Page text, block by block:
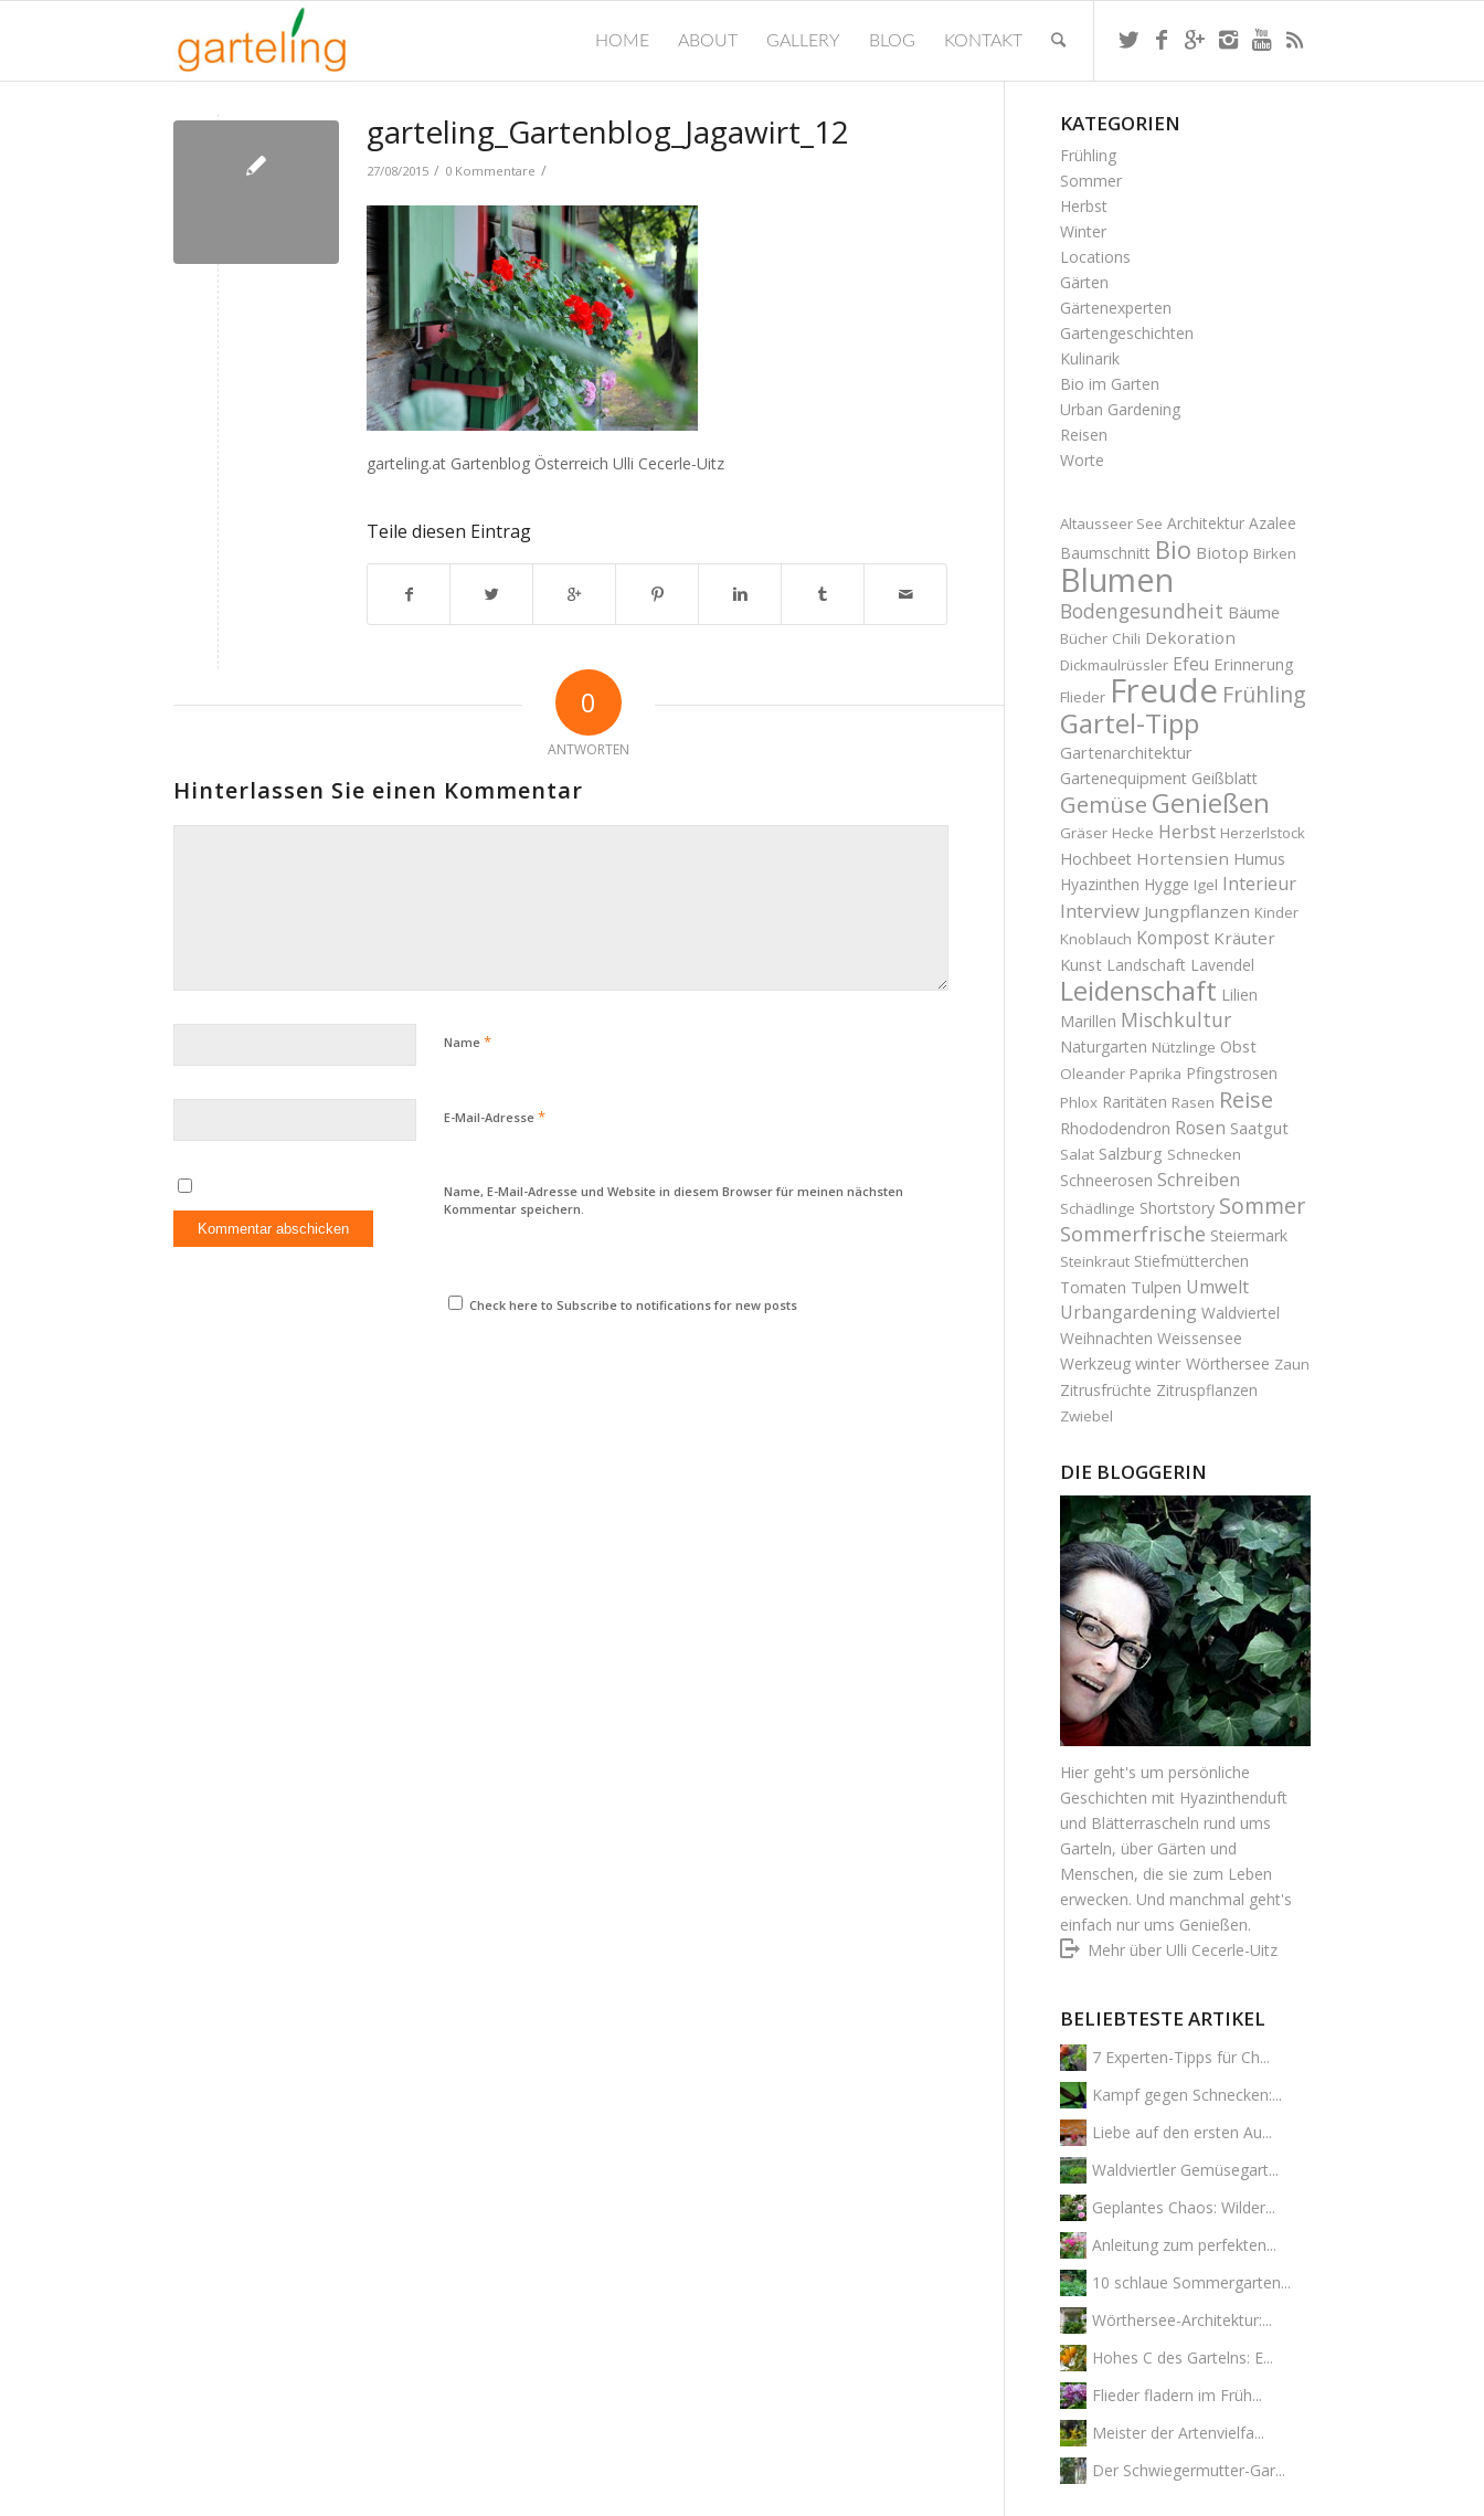
HOME ABOUT GALLERY BLOG KONTAKT
garteling_Gartenblog_Jagawirt_12
27/08/2015 / 0 Kommentare /
garteling.at Gartenblog Österreich Ulli Cecerle-Uitz
Teile diesen Eintrag
0
ANTWORTEN
Hinterlassen Sie einen Kommentar
Name *
E-Mail-Adresse *
Name, E-Mail-Adresse und Website in diesem Browser für meinen nächsten
Kommentar speichern.
Check here to Subscribe to notifications for new posts
KATEGORIEN
Frühling
Sommer
Herbst
Winter
Locations
Gärten
Gärtenexperten
Gartengeschichten
Kulinarik
Bio im Garten
Urban Gardening
Reisen
Worte
Altausseer See Architektur Azalee
Baumschnitt Bio Biotop Birken
Blumen
Bodengesundheit Bäume
Bücher Chili Dekoration
Dickmaulrüssler Efeu Erinnerung
Flieder Freude Frühling
Gartel-Tipp
Gartenarchitektur
Gartenequipment Geißblatt
Gemüse Genießen
Gräser Hecke Herbst Herzerlstock
Hochbeet Hortensien Humus
Hyazinthen Hygge Igel Interieur
Interview Jungpflanzen Kinder
Knoblauch Kompost Kräuter
Kunst Landschaft Lavendel
Leidenschaft Lilien
Marillen Mischkultur
Naturgarten Nützlinge Obst
Oleander Paprika Pfingstrosen
Phlox Raritäten Rasen Reise
Rhododendron Rosen Saatgut
Salat Salzburg Schnecken
Schneerosen Schreiben
Schädlinge Shortstory Sommer
Sommerfrische Steiermark
Steinkraut Stiefmütterchen
Tomaten Tulpen Umwelt
Urbangardening Waldviertel
Weihnachten Weissensee
Werkzeug winter Wörthersee Zaun
Zitrusfrüchte Zitruspflanzen
Zwiebel
DIE BLOGGERIN
Hier geht's um persönliche
Geschichten mit Hyazinthenduft
und Blätterrascheln rund ums
Garteln, über Gärten und
Menschen, die sie zum Leben
erwecken. Und manchmal geht's
einfach nur ums Genießen.
Mehr über Ulli Cecerle-Uitz
BELIEBTESTE ARTIKEL
7 Experten-Tipps für Ch...
Kampf gegen Schnecken:...
Liebe auf den ersten Au...
Waldviertler Gemüsegart...
Geplantes Chaos: Wilder...
Anleitung zum perfekten...
10 schlaue Sommergarten...
Wörthersee-Architektur:...
Hohes C des Gartelns: E...
Flieder fladern im Früh...
Meister der Artenvielfa...
Der Schwiegermutter-Gar...